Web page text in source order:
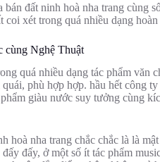
đất ninh hoà nha trang cùng
xét trong quá nhiều dạng
cùng Nghệ Thuật
quá nhiều dạng tác phẩm văn
phù hợp hợp. hầu hết công
giàu nước suy tưởng cùng
hoà nha trang chắc chắc là là
đấy, ở một số ít tác phẩm